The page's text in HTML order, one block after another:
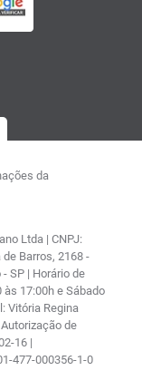
da
Ltda | CNPJ:
Barros, 2168 -
SP | Horário de
17:00h e Sábado
Vitória Regina
Autorização de
16 |
477-000356-1-0